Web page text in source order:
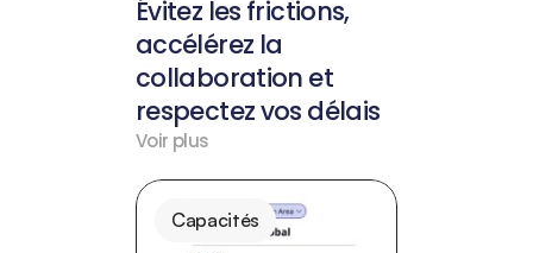
Évitez les frictions,
accélérez la
collaboration et
respectez vos délais
Voir plus
Capacités